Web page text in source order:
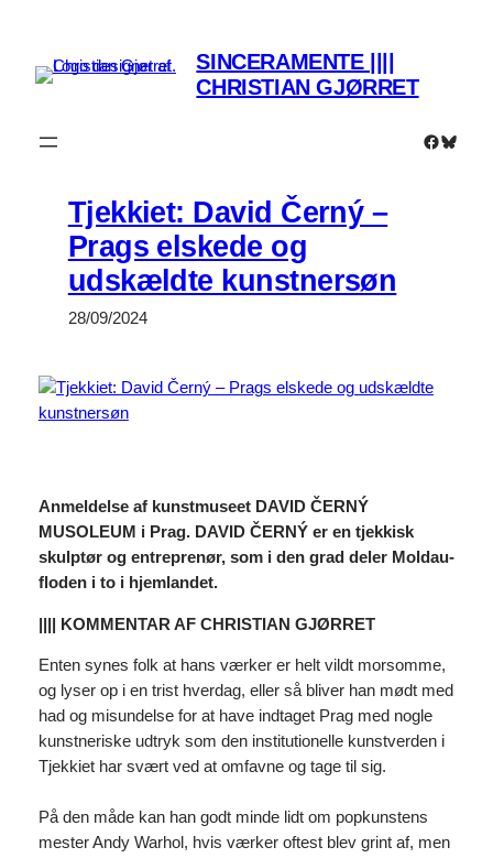
indhold
SINCERAMENTE ||||
CHRISTIAN GJØRRET
Tjekkiet: David Černý –
Prags elskede og
udskældte kunstnersøn
28/09/2024
Anmeldelse af kunstmuseet DAVID ČERNÝ
MUSOLEUM i Prag. DAVID ČERNÝ er en tjekkisk
skulptør og entreprenør, som i den grad deler Moldau-
floden i to i hjemlandet.
|||| KOMMENTAR AF CHRISTIAN GJØRRET
Enten synes folk at hans værker er helt vildt morsomme,
og lyser op i en trist hverdag, eller så bliver han mødt med
had og misundelse for at have indtaget Prag med nogle
kunstneriske udtryk som den institutionelle kunstverden i
Tjekkiet har svært ved at omfavne og tage til sig.
På den måde kan han godt minde lidt om popkunstens
mester Andy Warhol, hvis værker oftest blev grint af, men